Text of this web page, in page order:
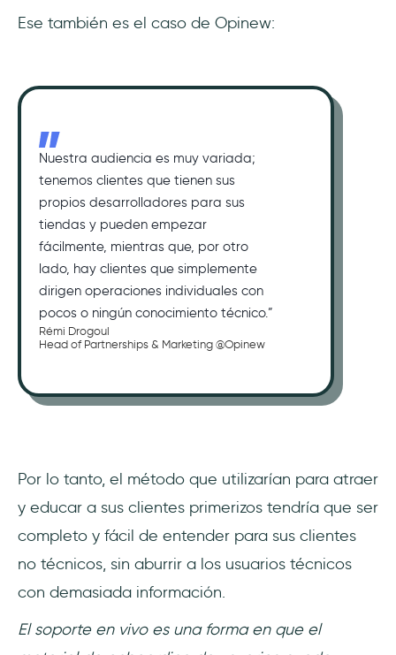
Ese también es el caso de Opinew:
Nuestra audiencia es muy variada;
tenemos clientes que tienen sus
propios desarrolladores para sus
tiendas y pueden empezar
fácilmente, mientras que, por otro
lado, hay clientes que simplemente
dirigen operaciones individuales con
pocos o ningún conocimiento técnico.”
Rémi Drogoul
Head of Partnerships & Marketing @Opinew
Por lo tanto, el método que utilizarían para atraer
y educar a sus clientes primerizos tendría que ser
completo y fácil de entender para sus clientes
no técnicos, sin aburrir a los usuarios técnicos
con demasiada información.
El soporte en vivo es una forma en que el